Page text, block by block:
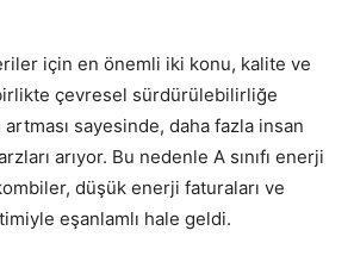
için en önemli iki konu, kalite ve
çevresel sürdürülebilirliğe
artması sayesinde, daha fazla insan
arıyor. Bu nedenle A sınıfı enerji
düşük enerji faturaları ve
eşanlamlı hale geldi.